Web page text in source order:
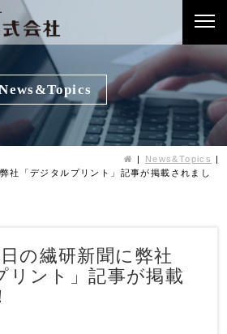
News&Topics
社「デジタルプリント」記事が掲載されまし
の繊研新聞に弊社
リント」記事が掲載